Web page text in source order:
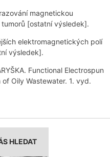
magnetickou
[ostatní výsledek].
elektromagnetických polí
výsledek].
Functional Electrospun
Oily Wastewater. 1. vyd.
HLEDAT